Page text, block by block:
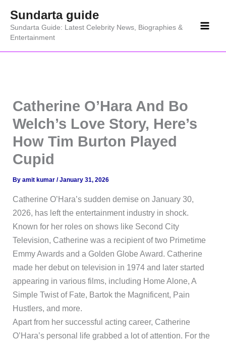
content
Sundarta guide
Sundarta Guide: Latest Celebrity News, Biographies &
Entertainment
Catherine O’Hara And Bo
Welch’s Love Story, Here’s
How Tim Burton Played
Cupid
Byamit kumar/January 31, 2026
Catherine O’Hara’s sudden demise on January 30,
2026, has left the entertainment industry in shock.
Known for her roles on shows like Second City
Television, Catherine was a recipient of two Primetime
Emmy Awards and a Golden Globe Award. Catherine
made her debut on television in 1974 and later started
appearing in various films, including Home Alone, A
Simple Twist of Fate, Bartok the Magnificent, Pain
Hustlers, and more.
Apart from her successful acting career, Catherine
O’Hara’s personal life grabbed a lot of attention. For the